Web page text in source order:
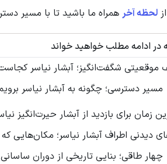
لحظه آخر همراه ما باشید تا با مسیر
در ادامه مطلب خواهید خواند
شگفت‌انگیز؛ آبشار نیاسر
مسیر دسترسی؛ چگونه به آبشار نیاسر
زمان برای بازدید از آبشار حیرت‌انگیز
دیدنی اطراف آبشار نیاسر؛ مکان‌هایی
چهار طاقی؛ بنایی تاریخی از دوران ساسانی